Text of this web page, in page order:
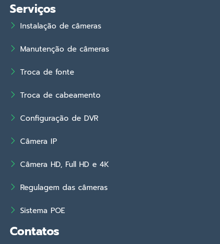
Serviços
Instalação de câmeras
Manutenção de câmeras
Troca de fonte
Troca de cabeamento
Configuração de DVR
Câmera IP
Câmera HD, Full HD e 4K
Regulagem das câmeras
Sistema POE
Contatos